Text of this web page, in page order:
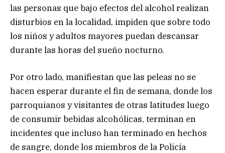
las personas que bajo efectos del alcohol realizan
disturbios en la localidad, impiden que sobre todo
los niños y adultos mayores puedan descansar
durante las horas del sueño nocturno.
Por otro lado, manifiestan que las peleas no se
hacen esperar durante el fin de semana, donde los
parroquianos y visitantes de otras latitudes luego
de consumir bebidas alcohólicas, terminan en
incidentes que incluso han terminado en hechos
de sangre, donde los miembros de la Policía